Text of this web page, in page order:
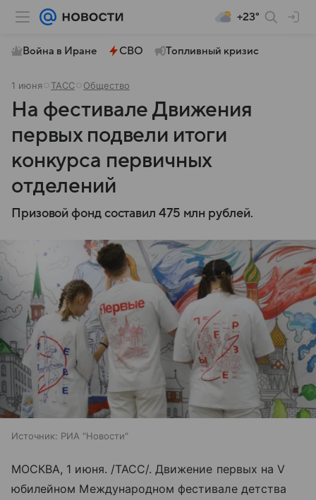
+23°
Война в Иране СВО Топливный кризис
1 июня ТАСС Общество
На фестивале Движения
первых подвели итоги
конкурса первичных
отделений
Призовой фонд составил 475 млн рублей.
Источник: РИА "Новости"
МОСКВА, 1 июня. /ТАСС/. Движение первых на V
юбилейном Международном фестивале детства